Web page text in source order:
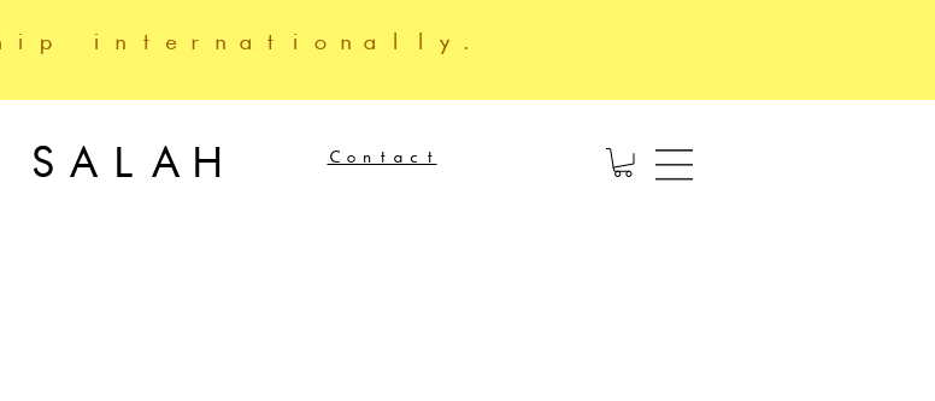
internationally.
SALAH Contact